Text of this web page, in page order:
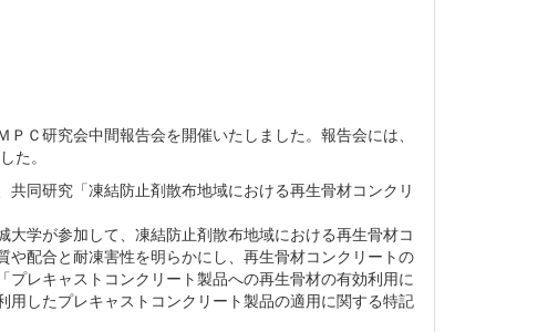
Ｃ研究会中間報告会を開催いたしました。報告会には、
た。
同研究「凍結防止剤散布地域における再生骨材コンクリ
学が参加して、凍結防止剤散布地域における再生骨材コ
配合と耐凍害性を明らかにし、再生骨材コンクリートの
レキャストコンクリート製品への再生骨材の有効利用に
したプレキャストコンクリート製品の適用に関する特記